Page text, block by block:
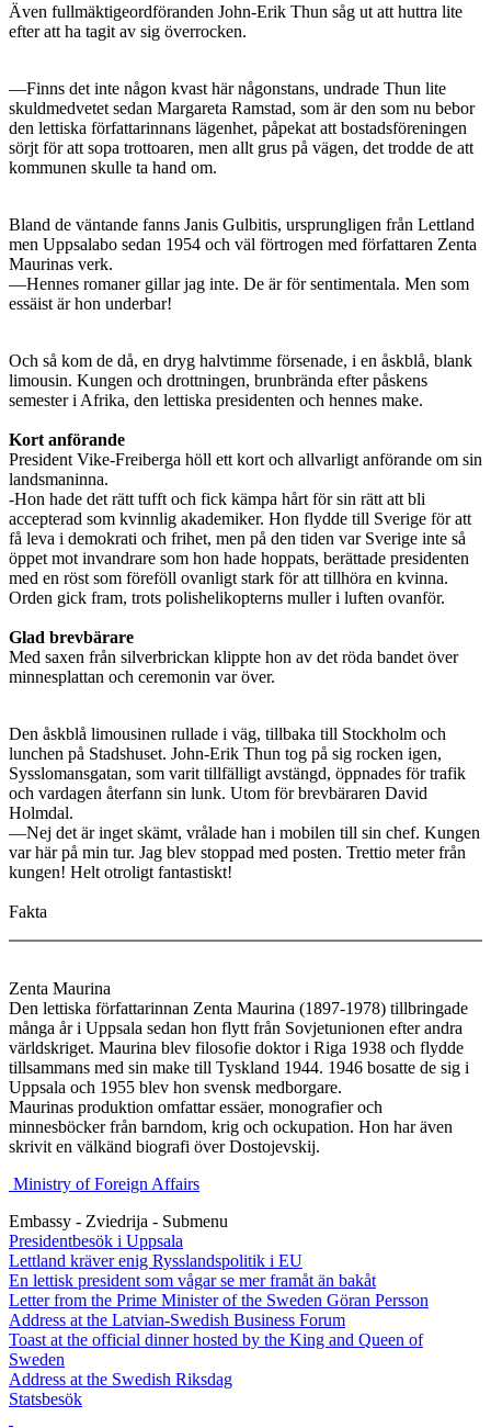
Även fullmäktigeordföranden John-Erik Thun såg ut att huttra lite
efter att ha tagit av sig överrocken.
—Finns det inte någon kvast här någonstans, undrade Thun lite
skuldmedvetet sedan Margareta Ramstad, som är den som nu bebor
den lettiska författarinnans lägenhet, påpekat att bostadsföreningen
sörjt för att sopa trottoaren, men allt grus på vägen, det trodde de att
kommunen skulle ta hand om.
Bland de väntande fanns Janis Gulbitis, ursprungligen från Lettland
men Uppsalabo sedan 1954 och väl förtrogen med författaren Zenta
Maurinas verk.
—Hennes romaner gillar jag inte. De är för sentimentala. Men som
essäist är hon underbar!
Och så kom de då, en dryg halvtimme försenade, i en åskblå, blank
limousin. Kungen och drottningen, brunbrända efter pås­kens
semester i Afrika, den lettiska presidenten och hennes make.
Kort anförande
President Vike-Freiberga höll ett kort och allvarligt anförande om sin
landsmaninna.
-Hon hade det rätt tufft och fick kämpa hårt för sin rätt att bli
accepterad som kvinnlig akademiker. Hon flydde till Sverige för att
få leva i demokrati och frihet, men på den tiden var Sverige inte så
öppet mot invandrare som hon hade hoppats, berättade presidenten
med en röst som föreföll ovanligt stark för att tillhöra en kvinna.
Orden gick fram, trots polishelikopterns muller i luften ovanför.
Glad brevbärare
Med saxen från silverbrickan klippte hon av det röda bandet över
minnesplattan och ceremonin var över.
Den åskblå limousinen rullade i väg, tillbaka till Stockholm och
lunchen på Stadshuset. John-Erik Thun tog på sig rocken igen,
Sysslomansgatan, som varit tillfälligt avstängd, öppnades för trafik
och vardagen återfann sin lunk. Utom för brevbäraren David
Holmdal.
—Nej det är inget skämt, vrålade han i mobilen till sin chef. Kungen
var här på min tur. Jag blev stoppad med posten. Trettio meter från
kungen! Helt otroligt fantastiskt!
Fakta
Zenta Maurina
Den lettiska författarinnan Zenta Maurina (1897-1978) tillbringade
många år i Uppsala sedan hon flytt från Sovjetunionen efter andra
världskriget. Maurina blev filosofie doktor i Riga 1938 och flydde
tillsammans med sin make till Tyskland 1944. 1946 bosatte de sig i
Uppsala och 1955 blev hon svensk medborgare.
Maurinas produktion omfattar essäer, monografier och
minnesböcker från barndom, krig och ockupation. Hon har även
skrivit en välkänd biografi över Dostojevskij.
Ministry of Foreign Affairs
Embassy - Zviedrija - Submenu
Presidentbesök i Uppsala
Lettland kräver enig Rysslandspolitik i EU
En lettisk president som vågar se mer framåt än bakåt
Letter from the Prime Minister of the Sweden Göran Persson
Address at the Latvian-Swedish Business Forum
Toast at the official dinner hosted by the King and Queen of
Sweden
Address at the Swedish Riksdag
Statsbesök